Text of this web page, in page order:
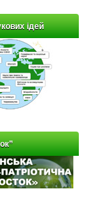
ідей